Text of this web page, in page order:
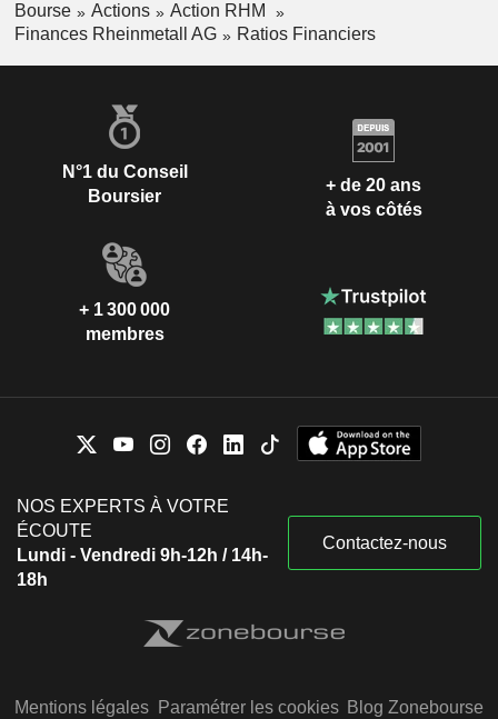
Bourse Actions
Action RHM
Finances Rheinmetall AG
Ratios Financiers
N°1 du Conseil
Boursier
+ de 20 ans
à vos côtés
+ 1 300 000
membres
NOS EXPERTS À VOTRE
ÉCOUTE
Lundi - Vendredi 9h-12h / 14h-
18h
Contactez-nous
Mentions légales Paramétrer les cookies Blog Zonebourse